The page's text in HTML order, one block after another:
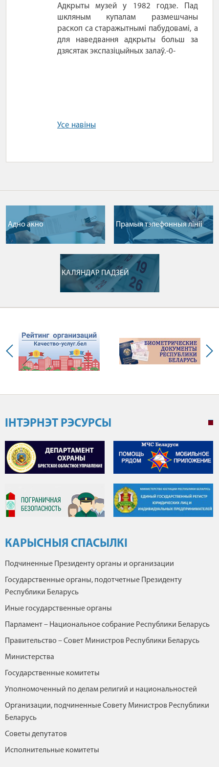
Адкрыты музей у 1982 годзе. Пад
шкляным купалам размешчаны
раскоп са старажытнымі пабудовамі, а
для наведвання адкрыты больш за
дзясятак экспазіцыйных залаў.-0-
Усе навіны
Адно акно Прамыя тэлефонныя лініі
КАЛЯНДАР ПАДЗЕЙ
ІНТЭРНЭТ РЭСУРСЫ
КАРЫСНЫЯ СПАСЫЛКІ
Подчиненные Президенту органы и организации
Государственные органы, подотчетные Президенту
Республики Беларусь
Иные государственные органы
Парламент – Национальное собрание Республики Беларусь
Правительство – Совет Министров Республики Беларусь
Министерства
Государственные комитеты
Уполномоченный по делам религий и национальностей
Организации, подчиненные Совету Министров Республики
Беларусь
Советы депутатов
Исполнительные комитеты